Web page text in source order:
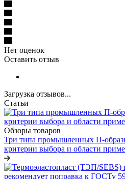
Нет оценок
Оставить отзыв
Загрузка отзывов...
Статьи
Обзоры товаров
Три типа промышленных П-
критерии выбора и области